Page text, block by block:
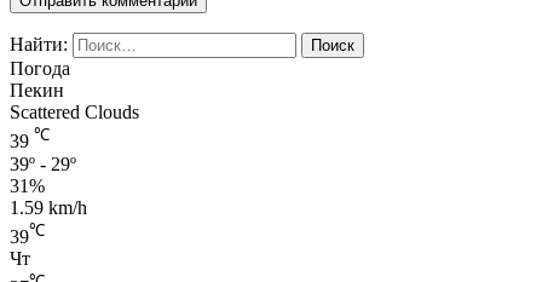
Найти:
Погода
Пекин
Scattered Clouds
39 ℃
39º - 29º
31%
1.59 km/h
39℃
Чт